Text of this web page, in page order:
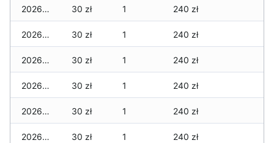
2026-04-18 30 zł 1 240 zł
2026-04-17 30 zł 1 240 zł
2026-04-16 30 zł 1 240 zł
2026-04-15 30 zł 1 240 zł
2026-04-14 30 zł 1 240 zł
2026-04-13 30 zł 1 240 zł